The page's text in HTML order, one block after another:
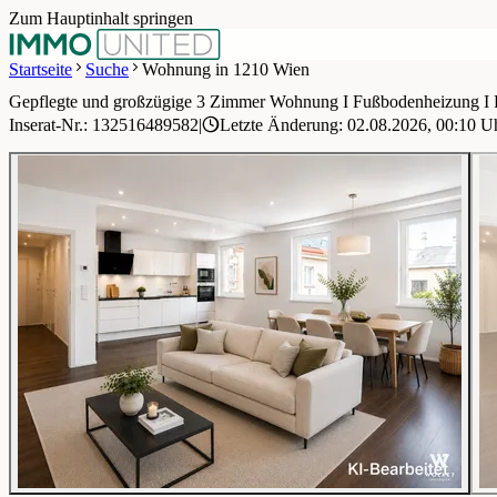
Zum Hauptinhalt springen
Startseite Suche Wohnung in 1210 Wien
1 / 15
Gepflegte und großzügige 3 Zimmer Wohnung I Fußbodenheizung I
Inserat-Nr.: 132516489582| Letzte Änderung: 02.08.2026, 00:10